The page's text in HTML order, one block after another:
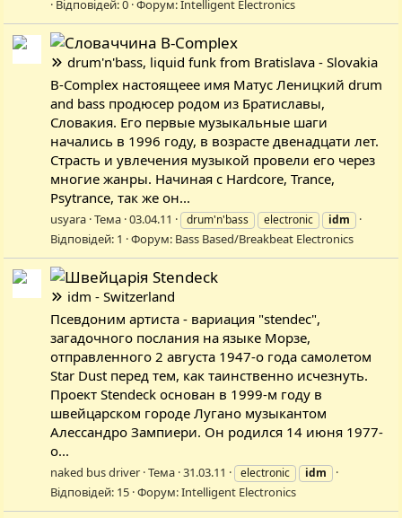
Відповідей: 0 Форум:Intelligent Electronics
B-Complex
drum'n'bass, liquid funk from Bratislava - Slovakia
B-Complex настоящеее имя Матуc Леницкий drum
and bass продюсер родом из Братиславы,
Словакия. Его первые музыкальные шаги
начались в 1996 году, в возрасте двенадцати лет.
Страсть и увлечения музыкой провели его через
многие жанры. Начиная с Hardcore, Trance,
Psytrance, так же он...
usyara Тема 03.04.11 drum'n'bass electronic idm
Відповідей: 1 Форум: Bass Based/Breakbeat Electronics
Stendeck
idm - Switzerland
Псевдоним артиста - вариация "stendec",
загадочного послания на языке Морзе,
отправленного 2 августа 1947-о года самолетом
Star Dust перед тем, как таинственно исчезнуть.
Проект Stendeck основан в 1999-м году в
швейцарском городе Лугано музыкантом
Алессандро Зампиери. Он родился 14 июня 1977-
о...
naked bus driver Тема 31.03.11 electronic idm
Відповідей: 15 Форум:Intelligent Electronics